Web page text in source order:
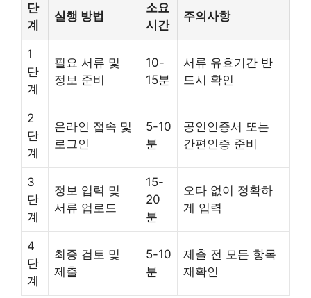
단
계
실행 방법
소요
시간
주의사항
1
단
계
필요 서류 및
정보 준비
10-
15분
서류 유효기간 반
드시 확인
2
단
계
온라인 접속 및
로그인
5-10
분
공인인증서 또는
간편인증 준비
3
단
계
정보 입력 및
서류 업로드
15-
20
분
오타 없이 정확하
게 입력
4
단
계
최종 검토 및
제출
5-10
분
제출 전 모든 항목
재확인